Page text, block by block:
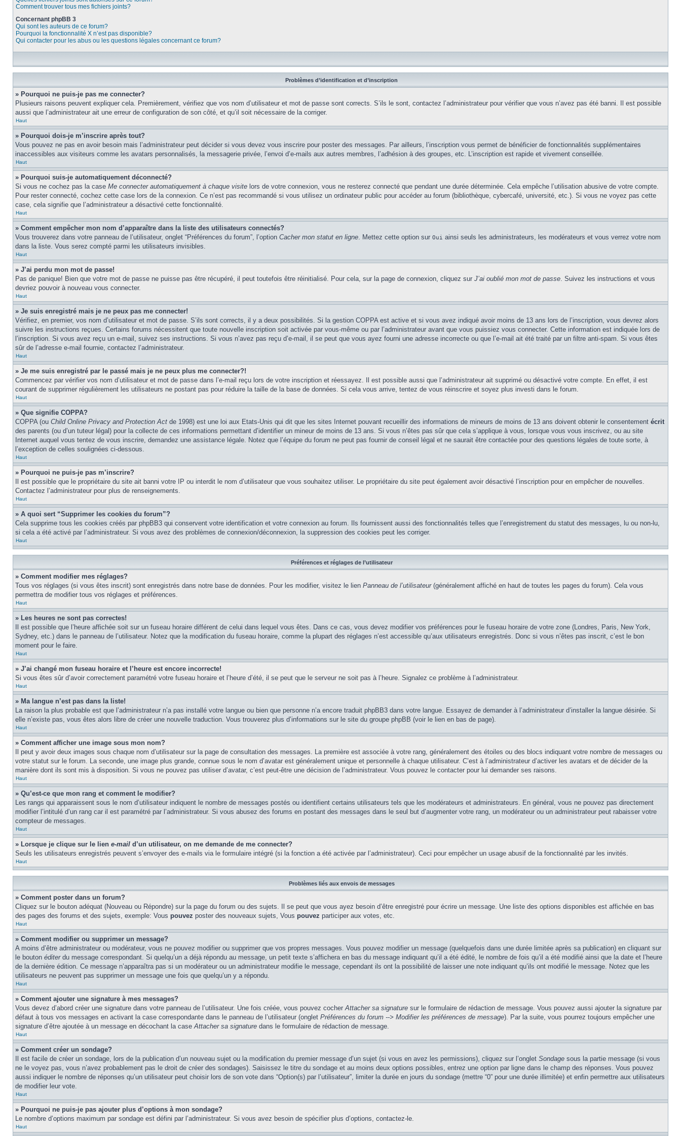
Comment trouver tous mes fichiers joints?
Concernant phpBB 3
Qui sont les auteurs de ce forum?
Pourquoi la fonctionnalité X n’est pas disponible?
Qui contacter pour les abus ou les questions légales concernant ce forum?
Problèmes d’identification et d’inscription
» Pourquoi ne puis-je pas me connecter?
Plusieurs raisons peuvent expliquer cela. Premièrement, vérifiez que vos nom d’utilisateur et mot de passe sont corrects. S’ils le sont, contactez l’administrateur pour vérifier que vous n’avez pas été banni. Il est possible
aussi que l’administrateur ait une erreur de configuration de son côté, et qu’il soit nécessaire de la corriger.
Haut
» Pourquoi dois-je m’inscrire après tout?
Vous pouvez ne pas en avoir besoin mais l’administrateur peut décider si vous devez vous inscrire pour poster des messages. Par ailleurs, l’inscription vous permet de bénéficier de fonctionnalités supplémentaires
inaccessibles aux visiteurs comme les avatars personnalisés, la messagerie privée, l’envoi d’e-mails aux autres membres, l’adhésion à des groupes, etc. L’inscription est rapide et vivement conseillée.
Haut
» Pourquoi suis-je automatiquement déconnecté?
Si vous ne cochez pas la case Me connecter automatiquement à chaque visite lors de votre connexion, vous ne resterez connecté que pendant une durée déterminée. Cela empêche l’utilisation abusive de votre compte.
Pour rester connecté, cochez cette case lors de la connexion. Ce n’est pas recommandé si vous utilisez un ordinateur public pour accéder au forum (bibliothèque, cybercafé, université, etc.). Si vous ne voyez pas cette
case, cela signifie que l’administrateur a désactivé cette fonctionnalité.
Haut
» Comment empêcher mon nom d’apparaître dans la liste des utilisateurs connectés?
Vous trouverez dans votre panneau de l’utilisateur, onglet “Préférences du forum”, l’option Cacher mon statut en ligne. Mettez cette option sur Oui ainsi seuls les administrateurs, les modérateurs et vous verrez votre nom
dans la liste. Vous serez compté parmi les utilisateurs invisibles.
Haut
» J’ai perdu mon mot de passe!
Pas de panique! Bien que votre mot de passe ne puisse pas être récupéré, il peut toutefois être réinitialisé. Pour cela, sur la page de connexion, cliquez sur J’ai oublié mon mot de passe. Suivez les instructions et vous
devriez pouvoir à nouveau vous connecter.
Haut
» Je suis enregistré mais je ne peux pas me connecter!
Vérifiez, en premier, vos nom d’utilisateur et mot de passe. S’ils sont corrects, il y a deux possibilités. Si la gestion COPPA est active et si vous avez indiqué avoir moins de 13 ans lors de l’inscription, vous devrez alors
suivre les instructions reçues. Certains forums nécessitent que toute nouvelle inscription soit activée par vous-même ou par l’administrateur avant que vous puissiez vous connecter. Cette information est indiquée lors de
l’inscription. Si vous avez reçu un e-mail, suivez ses instructions. Si vous n’avez pas reçu d’e-mail, il se peut que vous ayez fourni une adresse incorrecte ou que l’e-mail ait été traité par un filtre anti-spam. Si vous êtes
sûr de l’adresse e-mail fournie, contactez l’administrateur.
Haut
» Je me suis enregistré par le passé mais je ne peux plus me connecter?!
Commencez par vérifier vos nom d’utilisateur et mot de passe dans l’e-mail reçu lors de votre inscription et réessayez. Il est possible aussi que l’administrateur ait supprimé ou désactivé votre compte. En effet, il est
courant de supprimer régulièrement les utilisateurs ne postant pas pour réduire la taille de la base de données. Si cela vous arrive, tentez de vous réinscrire et soyez plus investi dans le forum.
Haut
» Que signifie COPPA?
COPPA (ou Child Online Privacy and Protection Act de 1998) est une loi aux Etats-Unis qui dit que les sites Internet pouvant recueillir des informations de mineurs de moins de 13 ans doivent obtenir le consentement écrit
des parents (ou d’un tuteur légal) pour la collecte de ces informations permettant d’identifier un mineur de moins de 13 ans. Si vous n’êtes pas sûr que cela s’applique à vous, lorsque vous vous inscrivez, ou au site
Internet auquel vous tentez de vous inscrire, demandez une assistance légale. Notez que l’équipe du forum ne peut pas fournir de conseil légal et ne saurait être contactée pour des questions légales de toute sorte, à
l’exception de celles soulignées ci-dessous.
Haut
» Pourquoi ne puis-je pas m’inscrire?
Il est possible que le propriétaire du site ait banni votre IP ou interdit le nom d’utilisateur que vous souhaitez utiliser. Le propriétaire du site peut également avoir désactivé l’inscription pour en empêcher de nouvelles.
Contactez l’administrateur pour plus de renseignements.
Haut
» A quoi sert “Supprimer les cookies du forum”?
Cela supprime tous les cookies créés par phpBB3 qui conservent votre identification et votre connexion au forum. Ils fournissent aussi des fonctionnalités telles que l’enregistrement du statut des messages, lu ou non-lu,
si cela a été activé par l’administrateur. Si vous avez des problèmes de connexion/déconnexion, la suppression des cookies peut les corriger.
Haut
Préférences et réglages de l’utilisateur
» Comment modifier mes réglages?
Tous vos réglages (si vous êtes inscrit) sont enregistrés dans notre base de données. Pour les modifier, visitez le lien Panneau de l’utilisateur(généralement affiché en haut de toutes les pages du forum). Cela vous
permettra de modifier tous vos réglages et préférences.
Haut
» Les heures ne sont pas correctes!
Il est possible que l’heure affichée soit sur un fuseau horaire différent de celui dans lequel vous êtes. Dans ce cas, vous devez modifier vos préférences pour le fuseau horaire de votre zone (Londres, Paris, New York,
Sydney, etc.) dans le panneau de l’utilisateur. Notez que la modification du fuseau horaire, comme la plupart des réglages n’est accessible qu’aux utilisateurs enregistrés. Donc si vous n’êtes pas inscrit, c’est le bon
moment pour le faire.
Haut
» J’ai changé mon fuseau horaire et l’heure est encore incorrecte!
Si vous êtes sûr d’avoir correctement paramétré votre fuseau horaire et l’heure d’été, il se peut que le serveur ne soit pas à l’heure. Signalez ce problème à l’administrateur.
Haut
» Ma langue n’est pas dans la liste!
La raison la plus probable est que l’administrateur n’a pas installé votre langue ou bien que personne n’a encore traduit phpBB3 dans votre langue. Essayez de demander à l’administrateur d’installer la langue désirée. Si
elle n’existe pas, vous êtes alors libre de créer une nouvelle traduction. Vous trouverez plus d’informations sur le site du groupe phpBB (voir le lien en bas de page).
Haut
» Comment afficher une image sous mon nom?
Il peut y avoir deux images sous chaque nom d’utilisateur sur la page de consultation des messages. La première est associée à votre rang, généralement des étoiles ou des blocs indiquant votre nombre de messages ou
votre statut sur le forum. La seconde, une image plus grande, connue sous le nom d’avatar est généralement unique et personnelle à chaque utilisateur. C’est à l’administrateur d’activer les avatars et de décider de la
manière dont ils sont mis à disposition. Si vous ne pouvez pas utiliser d’avatar, c’est peut-être une décision de l’administrateur. Vous pouvez le contacter pour lui demander ses raisons.
Haut
» Qu’est-ce que mon rang et comment le modifier?
Les rangs qui apparaissent sous le nom d’utilisateur indiquent le nombre de messages postés ou identifient certains utilisateurs tels que les modérateurs et administrateurs. En général, vous ne pouvez pas directement
modifier l’intitulé d’un rang car il est paramétré par l’administrateur. Si vous abusez des forums en postant des messages dans le seul but d’augmenter votre rang, un modérateur ou un administrateur peut rabaisser votre
compteur de messages.
Haut
» Lorsque je clique sur le lien e-mail d’un utilisateur, on me demande de me connecter?
Seuls les utilisateurs enregistrés peuvent s’envoyer des e-mails via le formulaire intégré (si la fonction a été activée par l’administrateur). Ceci pour empêcher un usage abusif de la fonctionnalité par les invités.
Haut
Problèmes liés aux envois de messages
» Comment poster dans un forum?
Cliquez sur le bouton adéquat (Nouveau ou Répondre) sur la page du forum ou des sujets. Il se peut que vous ayez besoin d’être enregistré pour écrire un message. Une liste des options disponibles est affichée en bas
des pages des forums et des sujets, exemple: Vous pouvez poster des nouveaux sujets, Vous pouvez participer aux votes, etc.
Haut
» Comment modifier ou supprimer un message?
A moins d’être administrateur ou modérateur, vous ne pouvez modifier ou supprimer que vos propres messages. Vous pouvez modifier un message (quelquefois dans une durée limitée après sa publication) en cliquant sur
le bouton éditerdu message correspondant. Si quelqu’un a déjà répondu au message, un petit texte s’affichera en bas du message indiquant qu’il a été édité, le nombre de fois qu’il a été modifié ainsi que la date et l’heure
de la dernière édition. Ce message n’apparaîtra pas si un modérateur ou un administrateur modifie le message, cependant ils ont la possibilité de laisser une note indiquant qu’ils ont modifié le message. Notez que les
utilisateurs ne peuvent pas supprimer un message une fois que quelqu’un y a répondu.
Haut
» Comment ajouter une signature à mes messages?
Vous devez d’abord créer une signature dans votre panneau de l’utilisateur. Une fois créée, vous pouvez cocherAttacher sa signature sur le formulaire de rédaction de message. Vous pouvez aussi ajouter la signature par
défaut à tous vos messages en activant la case correspondante dans le panneau de l’utilisateur (onglet Préférences du forum --> Modifier les préférences de message). Par la suite, vous pourrez toujours empêcher une
signature d’être ajoutée à un message en décochant la caseAttacher sa signature dans le formulaire de rédaction de message.
Haut
» Comment créer un sondage?
Il est facile de créer un sondage, lors de la publication d’un nouveau sujet ou la modification du premier message d’un sujet (si vous en avez les permissions), cliquez sur l’onglet Sondage sous la partie message (si vous
ne le voyez pas, vous n’avez probablement pas le droit de créer des sondages). Saisissez le titre du sondage et au moins deux options possibles, entrez une option par ligne dans le champ des réponses. Vous pouvez
aussi indiquer le nombre de réponses qu’un utilisateur peut choisir lors de son vote dans “Option(s) par l’utilisateur”, limiter la durée en jours du sondage (mettre “0” pour une durée illimitée) et enfin permettre aux utilisateurs
de modifier leur vote.
Haut
» Pourquoi ne puis-je pas ajouter plus d’options à mon sondage?
Le nombre d’options maximum par sondage est défini par l’administrateur. Si vous avez besoin de spécifier plus d’options, contactez-le.
Haut